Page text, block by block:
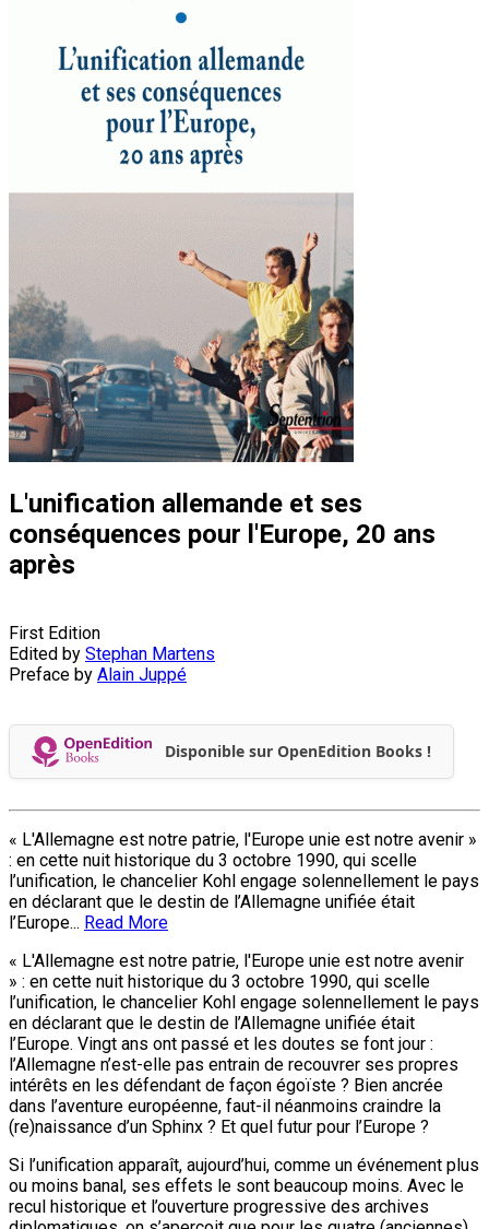
L'unification allemande et ses
conséquences pour l'Europe, 20 ans
après
First Edition
Edited by Stephan Martens
Preface by Alain Juppé
Disponible sur OpenEdition Books !
« L'Allemagne est notre patrie, l'Europe unie est notre avenir »
: en cette nuit historique du 3 octobre 1990, qui scelle
l’unification, le chancelier Kohl engage solennellement le pays
en déclarant que le destin de l’Allemagne unifiée était
l’Europe... Read More
« L'Allemagne est notre patrie, l'Europe unie est notre avenir
» : en cette nuit historique du 3 octobre 1990, qui scelle
l’unification, le chancelier Kohl engage solennellement le pays
en déclarant que le destin de l’Allemagne unifiée était
l’Europe. Vingt ans ont passé et les doutes se font jour :
l’Allemagne n’est-elle pas entrain de recouvrer ses propres
intérêts en les défendant de façon égoïste ? Bien ancrée
dans l’aventure européenne, faut-il néanmoins craindre la
(re)naissance d’un Sphinx ? Et quel futur pour l’Europe ?
Si l’unification apparaît, aujourd’hui, comme un événement plus
ou moins banal, ses effets le sont beaucoup moins. Avec le
recul historique et l’ouverture progressive des archives